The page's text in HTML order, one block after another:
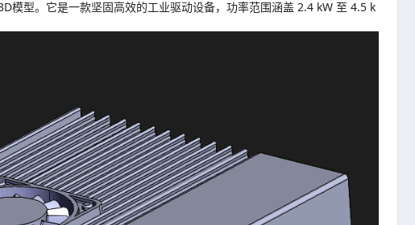
模型。它是一款坚固高效的工业驱动设备，功率范围涵盖 2.4 kW 至 4.5 k